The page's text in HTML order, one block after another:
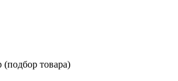
(подбор товара)